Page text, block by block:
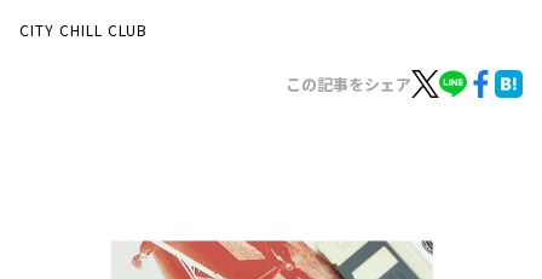
お知らせ
イベント・グッズ
CITY CHILL CLUB
この記事をシェア